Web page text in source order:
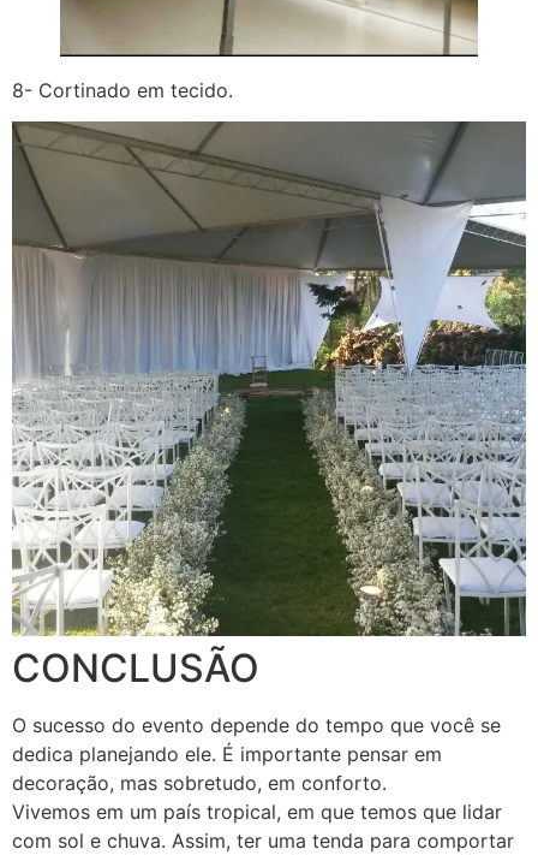
8- Cortinado em tecido.
CONCLUSÃO
O sucesso do evento depende do tempo que você se
dedica planejando ele. É importante pensar em
decoração, mas sobretudo, em conforto.
Vivemos em um país tropical, em que temos que lidar
com sol e chuva. Assim, ter uma tenda para comportar